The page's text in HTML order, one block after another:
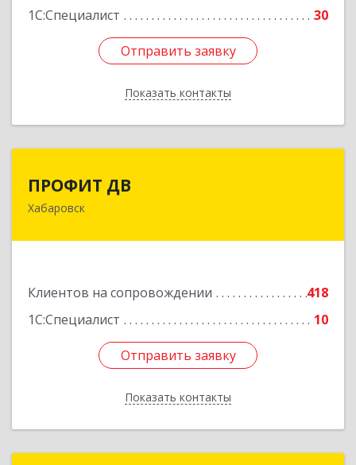
1С:Специалист 30
Отправить заявку
Показать контакты
Отправить заявку
Назад
ПРОФИТ ДВ
Хабаровск
Клиентов на сопровождении
418
1С:Специалист
10
Отправить заявку
Показать контакты
680000, Хабаровский край, Хабаровск г,
Отправить заявку
Назад